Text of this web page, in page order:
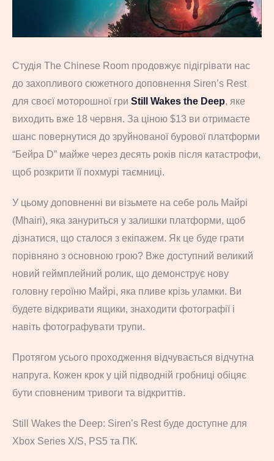
Студія The Chinese Room продовжує підігрівати нас
до захопливого сюжетного доповнення Siren’s Rest
для своєї моторошної гри Still Wakes the Deep, яке
виходить вже 18 червня. За ціною $13 ви отримаєте
шанс повернутися до зруйнованої бурової платформи
“Бейра D” майже через десять років після катастрофи,
щоб розкрити її похмурі таємниці.
У цьому доповненні ви візьмете на себе роль Майрі
(Mhairi), яка зануриться у залишки платформи, щоб
дізнатися, що сталося з екіпажем. Як це буде грати
порівняно з основною грою? Вже доступний великий
новий геймплейний ролик, що демонструє нову
головну героїню Майрі, яка пливе крізь уламки. Ви
будете відкривати ящики, знаходити фотографії і
навіть фотографувати трупи.
Протягом усього проходження відчувається відчутна
напруга. Кожен крок у цій підводній гробниці обіцяє
бути сповненим тривоги та відкриттів.
Still Wakes the Deep: Siren’s Rest буде доступне для
Xbox Series X/S, PS5 та ПК.